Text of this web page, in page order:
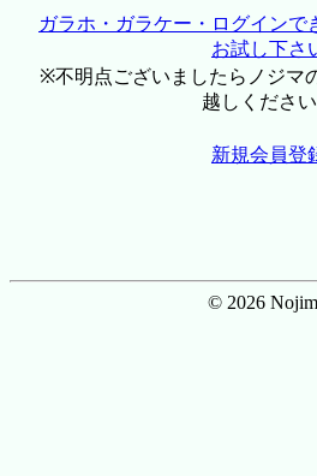
ガラホ・ガラケー・ログインで
お試し下さ
※不明点ございましたらノジマ
越しください
新規会員登
© 2026